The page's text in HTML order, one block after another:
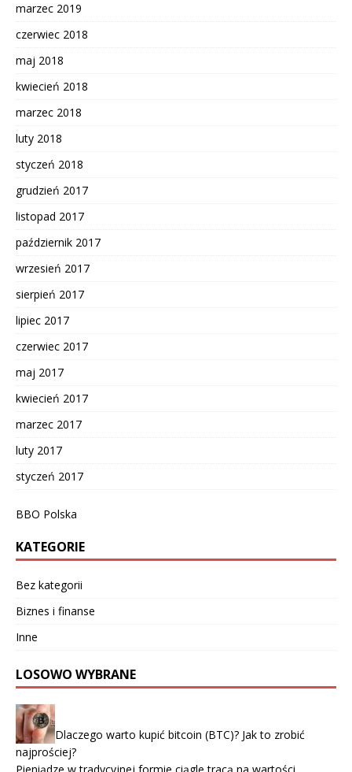
marzec 2019
czerwiec 2018
maj 2018
kwiecień 2018
marzec 2018
luty 2018
styczeń 2018
grudzień 2017
listopad 2017
październik 2017
wrzesień 2017
sierpień 2017
lipiec 2017
czerwiec 2017
maj 2017
kwiecień 2017
marzec 2017
luty 2017
styczeń 2017
BBO Polska
KATEGORIE
Bez kategorii
Biznes i finanse
Inne
LOSOWO WYBRANE
Dlaczego warto kupić bitcoin (BTC)? Jak to zrobić
najprościej?